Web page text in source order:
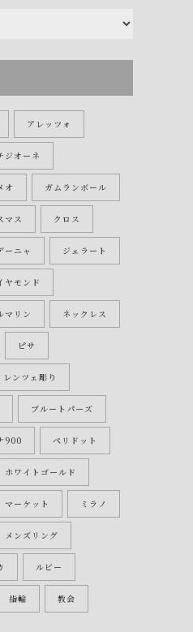
アレッツォ
ジオーネ
オ ガムランボール
マス クロス
ーニャ ジェラート
ヤモンド
マリン ネックレス
ピサ
レンツェ彫り
ブルートパーズ
900 ペリドット
ホワイトゴールド
マーケット ミラノ
メンズリング
ルビー
指輪 教会